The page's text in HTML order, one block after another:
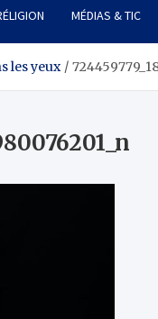
MÉDIAS & TIC
les yeux